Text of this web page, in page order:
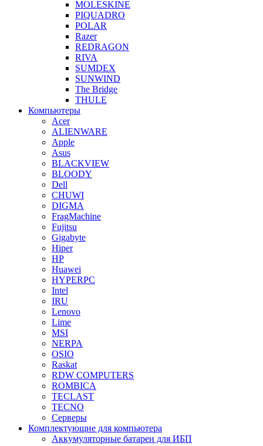
MOLESKINE
PIQUADRO
POLAR
Razer
REDRAGON
RIVA
SUMDEX
SUNWIND
The Bridge
THULE
Компьютеры
Acer
ALIENWARE
Apple
Asus
BLACKVIEW
BLOODY
Dell
CHUWI
DIGMA
FragMachine
Fujitsu
Gigabyte
Hiper
HP
Huawei
HYPERPC
Intel
IRU
Lenovo
Lime
MSI
NERPA
OSIO
Raskat
RDW COMPUTERS
ROMBICA
TECLAST
TECNO
Серверы
Комплектующие для компьютера
Аккумуляторные батареи для ИБП